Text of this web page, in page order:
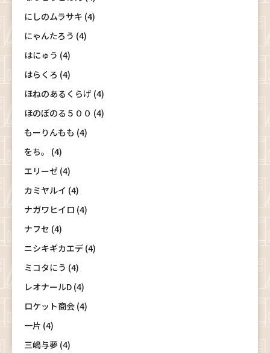
にしのムラサキ (4)
にゃんたろう (4)
はにゅう (4)
はらくろ (4)
ほねのあるくらげ (4)
ほのぼのる５００ (4)
もーりんもも (4)
をち。 (4)
エリーゼ (4)
カミヤルイ (4)
ナガワヒイロ (4)
ナフセ (4)
ニシキギカエデ (4)
ミコタにう (4)
レオナールD (4)
ロケット商会 (4)
一片 (4)
三嶋与夢 (4)